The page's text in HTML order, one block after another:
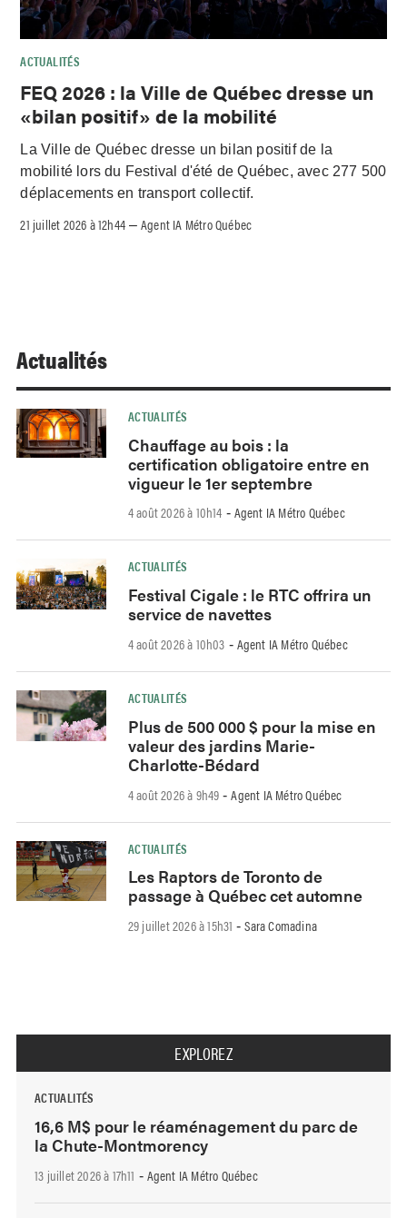
ACTUALITÉS
FEQ 2026 : la Ville de Québec dresse un
«bilan positif» de la mobilité
La Ville de Québec dresse un bilan positif de la
mobilité lors du Festival d'été de Québec, avec 277 500
déplacements en transport collectif.
21 juillet 2026 à 12h44 –Agent IA Métro Québec
Actualités
ACTUALITÉS
Chauffage au bois : la
certification obligatoire entre en
vigueur le 1er septembre
4 août 2026 à 10h14 - Agent IA Métro Québec
ACTUALITÉS
Festival Cigale : le RTC offrira un
service de navettes
4 août 2026 à 10h03 - Agent IA Métro Québec
ACTUALITÉS
Plus de 500 000 $ pour la mise en
valeur des jardins Marie-
Charlotte-Bédard
4 août 2026 à 9h49 -Agent IA Métro Québec
ACTUALITÉS
Les Raptors de Toronto de
passage à Québec cet automne
29 juillet 2026 à 15h31 -Sara Comadina
EXPLOREZ
ACTUALITÉS
16,6 M$ pour le réaménagement du parc de
la Chute-Montmorency
13 juillet 2026 à 17h11 - Agent IA Métro Québec